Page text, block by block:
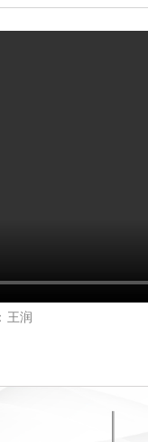
王润